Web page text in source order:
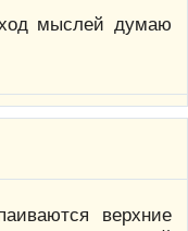
мыслей думаю
верхние